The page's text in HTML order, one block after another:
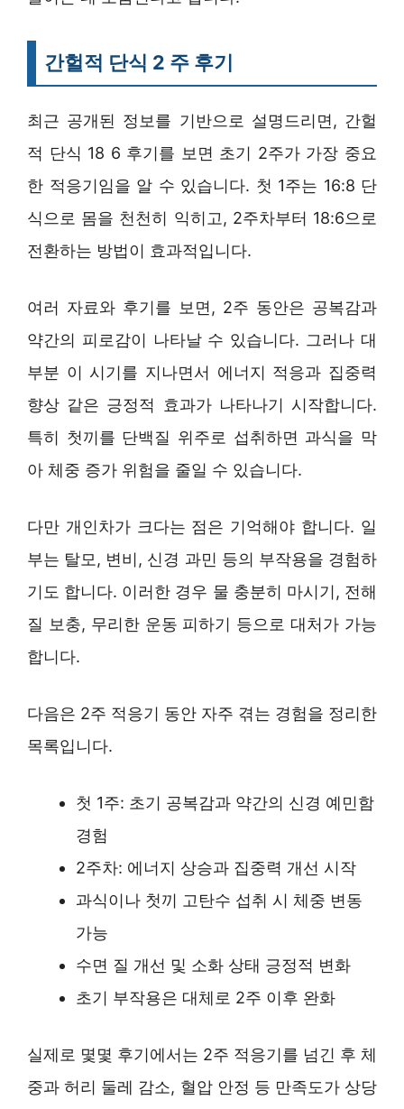
간헐적 단식 2 주 후기
최근 공개된 정보를 기반으로 설명드리면, 간헐
적 단식 18 6 후기를 보면 초기 2주가 가장 중요
한 적응기임을 알 수 있습니다. 첫 1주는 16:8 단
식으로 몸을 천천히 익히고, 2주차부터 18:6으로
전환하는 방법이 효과적입니다.
여러 자료와 후기를 보면, 2주 동안은 공복감과
약간의 피로감이 나타날 수 있습니다. 그러나 대
부분 이 시기를 지나면서 에너지 적응과 집중력
향상 같은 긍정적 효과가 나타나기 시작합니다.
특히 첫끼를 단백질 위주로 섭취하면 과식을 막
아 체중 증가 위험을 줄일 수 있습니다.
다만 개인차가 크다는 점은 기억해야 합니다. 일
부는 탈모, 변비, 신경 과민 등의 부작용을 경험하
기도 합니다. 이러한 경우 물 충분히 마시기, 전해
질 보충, 무리한 운동 피하기 등으로 대처가 가능
합니다.
다음은 2주 적응기 동안 자주 겪는 경험을 정리한
목록입니다.
첫 1주: 초기 공복감과 약간의 신경 예민함
경험
2주차: 에너지 상승과 집중력 개선 시작
과식이나 첫끼 고탄수 섭취 시 체중 변동
가능
수면 질 개선 및 소화 상태 긍정적 변화
초기 부작용은 대체로 2주 이후 완화
실제로 몇몇 후기에서는 2주 적응기를 넘긴 후 체
중과 허리 둘레 감소, 혈압 안정 등 만족도가 상당